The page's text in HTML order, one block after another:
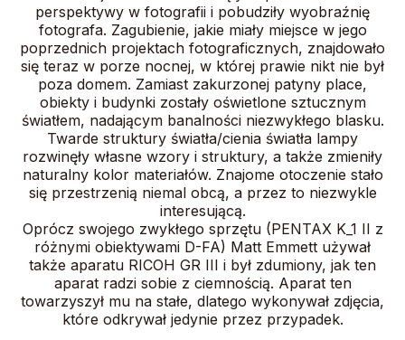
perspektywy w fotografii i pobudziły wyobraźnię
fotografa. Zagubienie, jakie miały miejsce w jego
poprzednich projektach fotograficznych, znajdowało
się teraz w porze nocnej, w której prawie nikt nie był
poza domem. Zamiast zakurzonej patyny place,
obiekty i budynki zostały oświetlone sztucznym
światłem, nadającym banalności niezwykłego blasku.
Twarde struktury światła/cienia światła lampy
rozwinęły własne wzory i struktury, a także zmieniły
naturalny kolor materiałów. Znajome otoczenie stało
się przestrzenią niemal obcą, a przez to niezwykle
interesującą.
Oprócz swojego zwykłego sprzętu (PENTAX K_1 II z
różnymi obiektywami D-FA) Matt Emmett używał
także aparatu RICOH GR III i był zdumiony, jak ten
aparat radzi sobie z ciemnością. Aparat ten
towarzyszył mu na stałe, dlatego wykonywał zdjęcia,
które odkrywał jedynie przez przypadek.